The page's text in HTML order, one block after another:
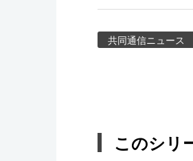
共同通信ニュース
このシリ